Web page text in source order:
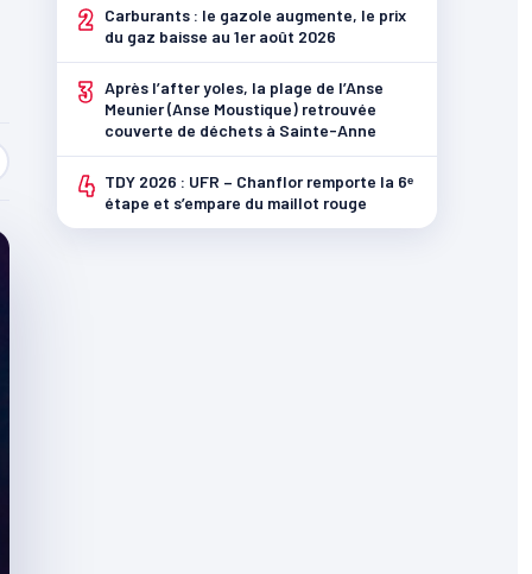
2
Carburants : le gazole augmente, le prix
du gaz baisse au 1er août 2026
3 Après l’after yoles, la plage de l’Anse
Meunier (Anse Moustique) retrouvée
couverte de déchets à Sainte-Anne
4 TDY 2026 : UFR – Chanflor remporte la 6ᵉ
étape et s’empare du maillot rouge